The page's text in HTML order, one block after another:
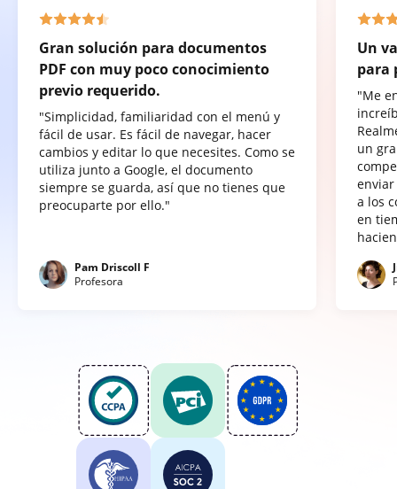
Gran solución para documentos
PDF con muy poco conocimiento
previo requerido.
"Simplicidad, familiaridad con el menú y
fácil de usar. Es fácil de navegar, hacer
cambios y editar lo que necesites. Como se
utiliza junto a Google, el documento
siempre se guarda, así que no tienes que
preocuparte por ello."
Pam Driscoll F
Profesora
Un
para
"Me
un
a los
en